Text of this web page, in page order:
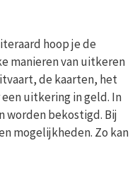
hoop je de
manieren van uitkeren
de kaarten, het
uitkering in geld. In
worden bekostigd. Bij
mogelijkheden. Zo kan